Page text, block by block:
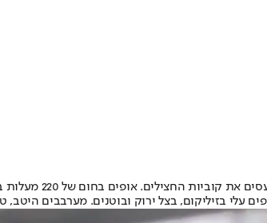
בחום של 220 מעלות במשך כ־15 דקות, עד שמזהיב.
עלי בזיליקום, בצל ירוק ובוטנים. מערבבים היטב,